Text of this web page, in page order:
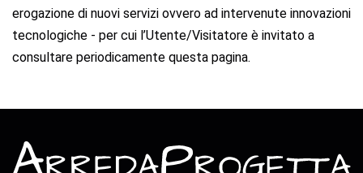
erogazione di nuovi servizi ovvero ad intervenute innovazioni
tecnologiche - per cui l’Utente/Visitatore è invitato a
consultare periodicamente questa pagina.